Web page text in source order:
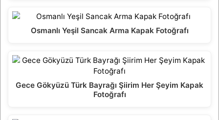
Osmanlı Yeşil Sancak Arma Kapak Fotoğrafı
Gece Gökyüzü Türk Bayrağı Şiirim Her Şeyim Kapak
Fotoğrafı